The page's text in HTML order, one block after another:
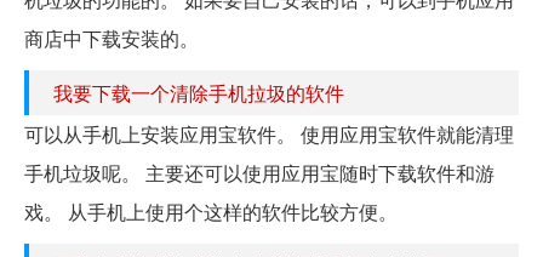
商店中下载安装的。
我要下载一个清除手机拉圾的软件
可以从手机上安装应用宝软件。 使用应用宝软件就能清理
手机垃圾呢。 主要还可以使用应用宝随时下载软件和游
戏。 从手机上使用个这样的软件比较方便。